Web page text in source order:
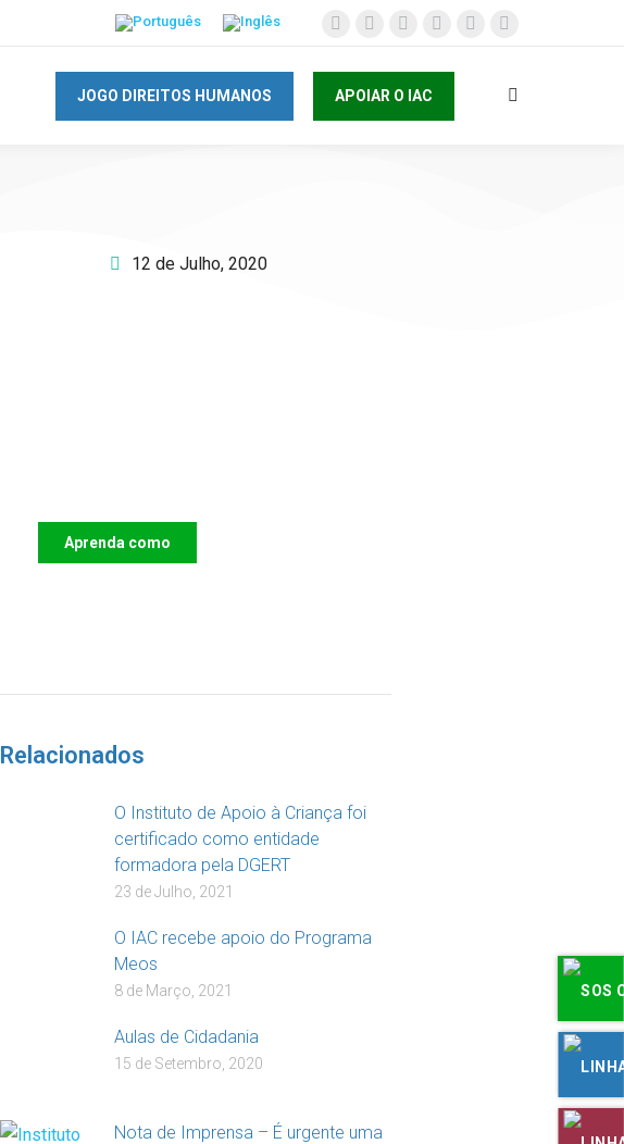
JOGO DIREITOS HUMANOS APOIAR O IAC
12 de Julho, 2020
Aprenda como
Relacionados
O Instituto de Apoio à Criança foi
certificado como entidade
formadora pela DGERT
23 de Julho, 2021
O IAC recebe apoio do Programa
Meos
8 de Março, 2021
Aulas de Cidadania
15 de Setembro, 2020
Nota de Imprensa – É urgente uma